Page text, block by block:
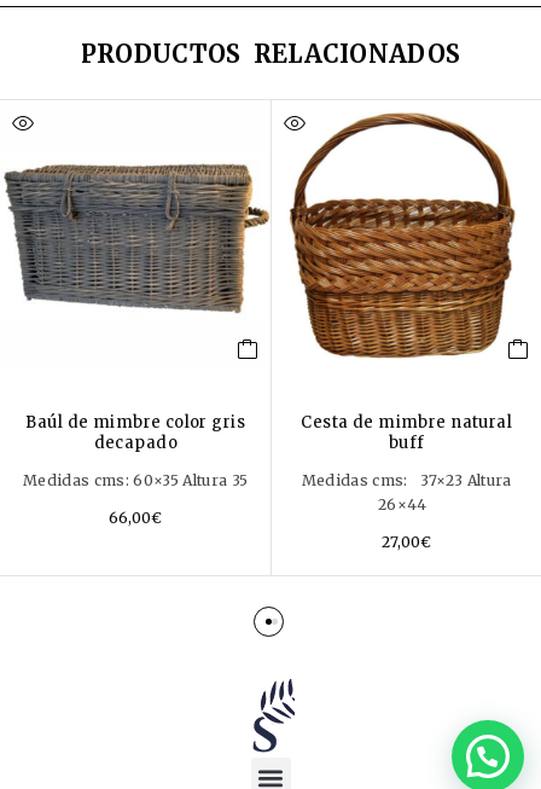
PRODUCTOS RELACIONADOS
Baúl de mimbre color gris
decapado
Medidas cms: 60×35 Altura 35
66,00€
Cesta de mimbre natural
buff
Medidas cms: 37×23 Altura
26×44
27,00€